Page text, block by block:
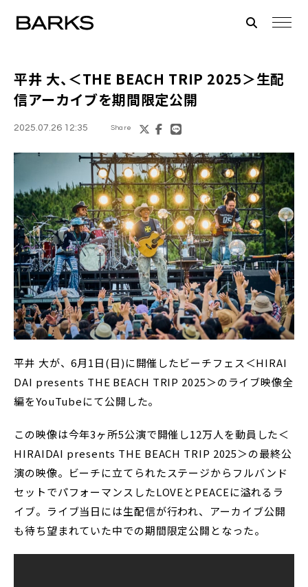
平井 大、＜THE BEACH TRIP 2025＞生配
信アーカイブを期間限定公開
2025.07.26 12:35 Share
平井 大が、6月1日(日)に開催したビーチフェス＜HIRAI
DAI presents THE BEACH TRIP 2025＞のライブ映像全
編をYouTubeにて公開した。
この映像は今年3ヶ所5公演で開催し12万人を動員した＜
HIRAIDAI presents THE BEACH TRIP 2025＞の最終公
演の映像。ビーチに立てられたステージからフルバンド
セットでパフォーマンスしたLOVEとPEACEに溢れるラ
イブ。ライブ当日には生配信が行われ、アーカイブ公開
も待ち望まれていた中での期間限定公開となった。